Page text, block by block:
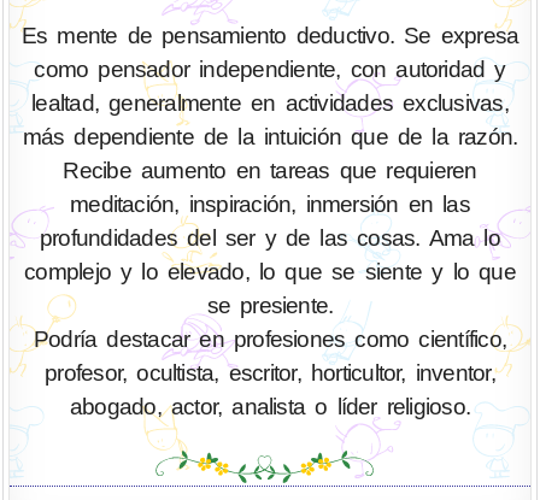
Es mente de pensamiento deductivo. Se expresa
como pensador independiente, con autoridad y
lealtad, generalmente en actividades exclusivas,
más dependiente de la intuición que de la razón.
Recibe aumento en tareas que requieren
meditación, inspiración, inmersión en las
profundidades del ser y de las cosas. Ama lo
complejo y lo elevado, lo que se siente y lo que
se presiente.
Podría destacar en profesiones como científico,
profesor, ocultista, escritor, horticultor, inventor,
abogado, actor, analista o líder religioso.